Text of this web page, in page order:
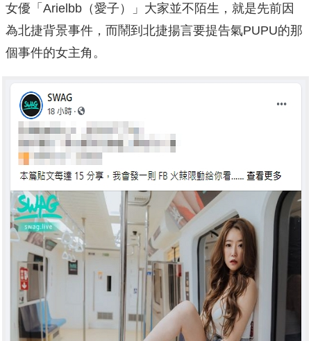
女優「Arielbb（愛子）」大家並不陌生，就是先前因
為北捷背景事件，而鬧到北捷揚言要提告氣PUPU的那
個事件的女主角。